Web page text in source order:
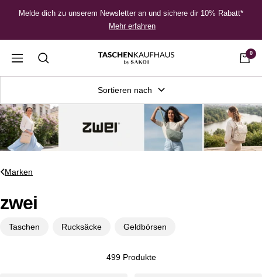
Melde dich zu unserem Newsletter an und sichere dir 10% Rabatt*
Mehr erfahren
Navigation Taschenkaufhaus
0
Sortieren nach
Marken
zwei
Taschen Rucksäcke Geldbörsen
499 Produkte